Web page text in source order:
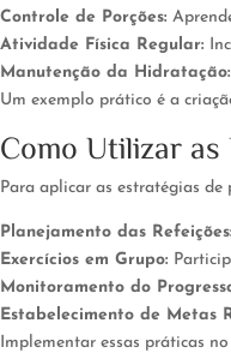
Controle de Porções:
Atividade Física Regular:
Manutenção da Hidratação:
Um exemplo prático é a
Como Utilizar as
Para aplicar as estratégias de
Planejamento das Refeições:
Exercícios em Grupo:
Monitoramento do
Estabelecimento de Metas
Implementar essas práticas